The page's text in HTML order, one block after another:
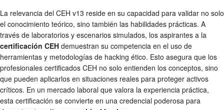
La relevancia del CEH v13 reside en su capacidad para validar no solo
el conocimiento teórico, sino también las habilidades prácticas. A
través de laboratorios y escenarios simulados, los aspirantes a la
certificación CEH demuestran su competencia en el uso de
herramientas y metodologías de hacking ético. Esto asegura que los
profesionales certificados CEH no solo entienden los conceptos, sino
que pueden aplicarlos en situaciones reales para proteger activos
críticos. En un mercado laboral que valora la experiencia práctica,
esta certificación se convierte en una credencial poderosa para